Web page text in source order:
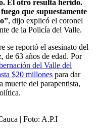
El otro resulta herido.
que supuestamente
, dijo explicó el coronel
de la Policía del Valle.
se reportó el asesinato del
de 63 años de edad. Por
del Valle del
$20 millones para dar
muerte del parapentista,
| Foto: A.P.I